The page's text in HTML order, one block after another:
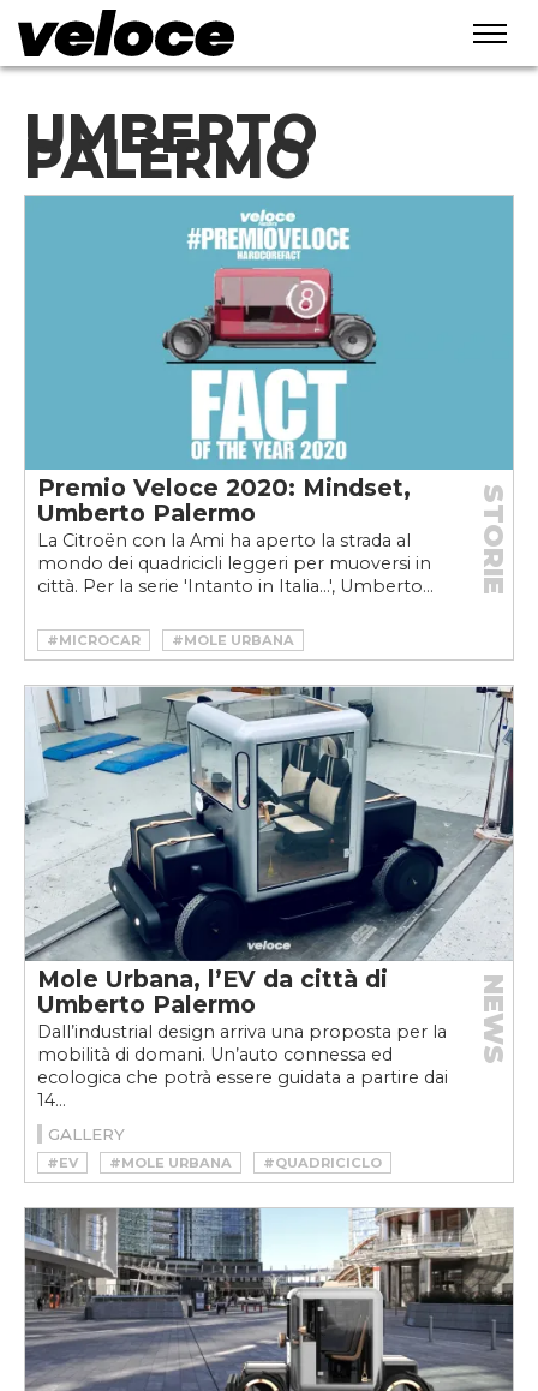
UMBERTO
PALERMO
Premio Veloce 2020: Mindset,
Umberto Palermo
La Citroën con la Ami ha aperto la strada al
mondo dei quadricicli leggeri per muoversi in
città. Per la serie 'Intanto in Italia...', Umberto...
STORIE
#MICROCAR
#MOLE URBANA
#PREMIOVELOCE
#PREMIOVELOCE2020
#PREMIOVELOCEFACT
#UMBERTO PALERMO
#UMBERTO PALERMO MOLE URBANA
#VELOCEKW
Mole Urbana, l’EV da città di
Umberto Palermo
Dall’industrial design arriva una proposta per la
mobilità di domani. Un’auto connessa ed
ecologica che potrà essere guidata a partire dai
14...
NEWS
GALLERY
#EV #MOLE URBANA
#QUADRICICLO
#UMBERTO PALERMO
#VELOCEKW